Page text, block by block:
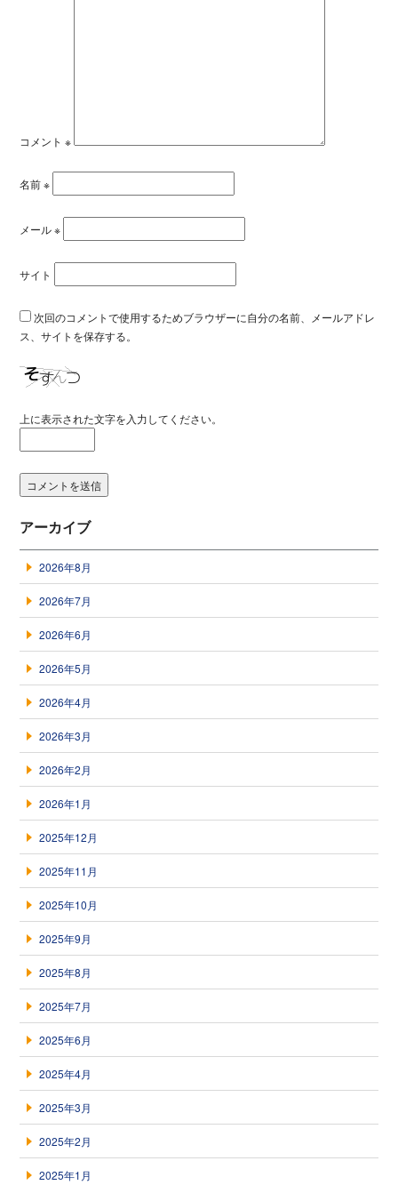
コメント※
名前※
メール※
サイト
次回のコメントで使用するためブラウザーに自分の名前、メールアドレ
ス、サイトを保存する。
上に表示された文字を入力してください。
アーカイブ
2026年8月
2026年7月
2026年6月
2026年5月
2026年4月
2026年3月
2026年2月
2026年1月
2025年12月
2025年11月
2025年10月
2025年9月
2025年8月
2025年7月
2025年6月
2025年4月
2025年3月
2025年2月
2025年1月